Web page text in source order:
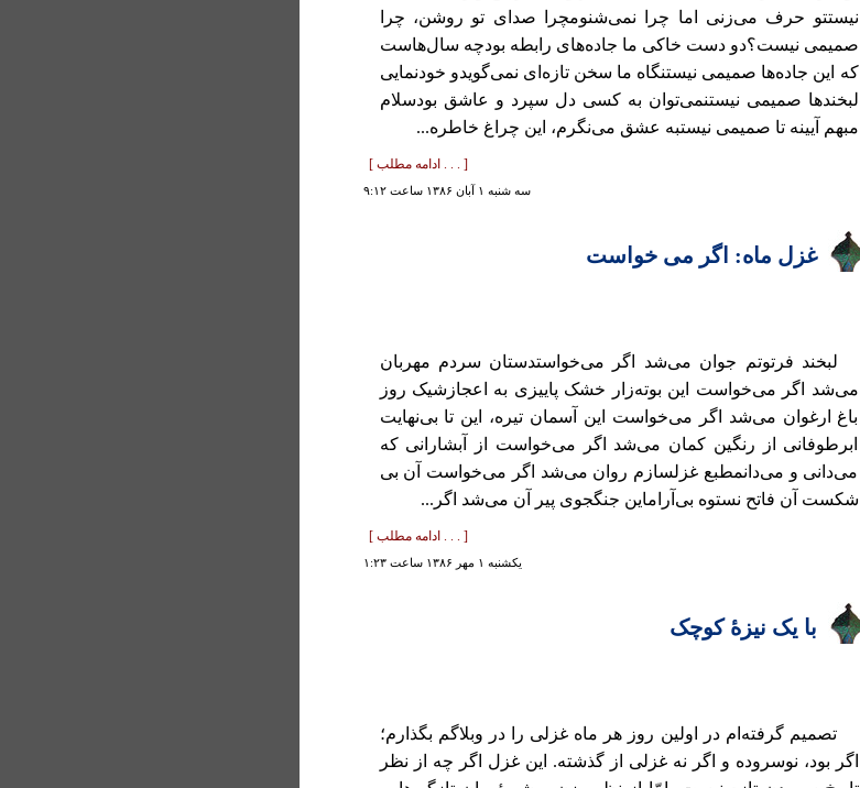
نیستتو حرف می‌زنی اما چرا نمی‌شنومچرا صدای تو روشن، چرا
صمیمی نیست؟دو دست خاکی ما جاده‌های رابطه بودچه سال‌هاست
که این جاده‌ها صمیمی نیستنگاه ما سخن تازه‌ای نمی‌گویدو خودنمایی
لبخندها صمیمی نیستنمی‌توان به کسی دل سپرد و عاشق بودسلام
مبهم آیینه تا صمیمی نیستبه عشق می‌نگرم، این چراغ خاطره...
[ . . . ادامه مطلب ]
سه شنبه ۱ آبان ۱۳۸۶ ساعت ۹:۱۲
غزل ماه: اگر می خواست
لبخند فرتوتم جوان می‌شد اگر می‌خواستدستان سردم مهربان
می‌شد اگر می‌خواست این بوته‌زار خشک پاییزی به اعجازشیک روز
باغ ارغوان می‌شد اگر می‌خواست این آسمان تیره، این تا بی‌نهایت
ابرطوفانی از رنگین کمان می‌شد اگر می‌خواست از آبشارانی که
می‌دانی و می‌دانمطبع غزلسازم روان می‌شد اگر می‌خواست آن بی
شکست آن فاتح نستوه بی‌آراماین جنگجوی پیر آن می‌شد اگر...
[ . . . ادامه مطلب ]
يكشنبه ۱ مهر ۱۳۸۶ ساعت ۱:۲۳
با یک نیزهٔ کوچک
تصمیم گرفته‌ام در اولین روز هر ماه غزلی را در وبلاگم بگذارم؛
اگر بود، نوسروده و اگر نه غزلی از گذشته. این غزل اگر چه از نظر